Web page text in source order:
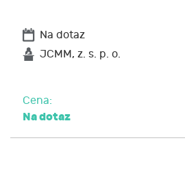
Na dotaz
JCMM, z. s. p. o.
Cena:
Na dotaz